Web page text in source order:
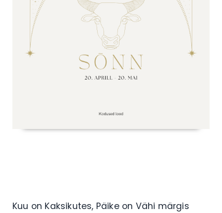
Kuu on Kaksikutes, Päike on Vähi märgis